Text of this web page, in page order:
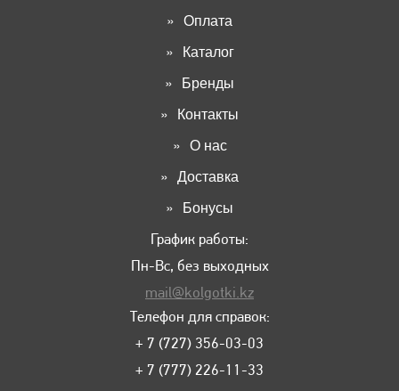
Оплата
Каталог
Бренды
Контакты
О нас
Доставка
Бонусы
График работы:
Пн-Вс, без выходных
mail@kolgotki.kz
Телефон для справок:
+ 7 (727) 356-03-03
+ 7 (777) 226-11-33